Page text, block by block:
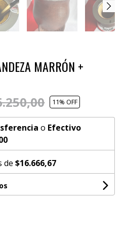
MARRÓN +
11% OFF
o Efectivo
de$16.666,67